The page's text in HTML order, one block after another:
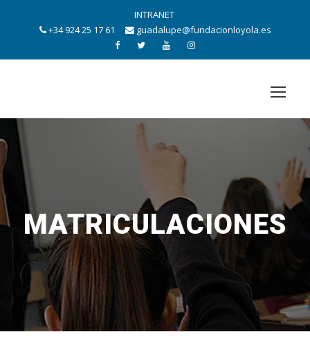
INTRANET
+34 924 25 17 61
guadalupe@fundacionloyola.es
MATRICULACIONES